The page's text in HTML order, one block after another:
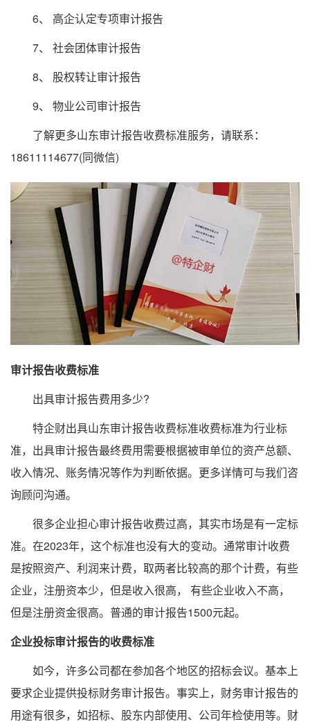
6、 高企认定专项审计报告
7、 社会团体审计报告
8、 股权转让审计报告
9、 物业公司审计报告
了解更多山东审计报告收费标准服务，请联系：
18611114677(同微信)
审计报告收费标准
出具审计报告费用多少?
特企财出具山东审计报告收费标准收费标准为行业标
准，出具审计报告最终费用需要根据被审单位的资产总额、
收入情况、账务情况等作为判断依据。更多详情可与我们咨
询顾问沟通。
很多企业担心审计报告收费过高，其实市场是有一定标
准。在2023年，这个标准也没有大的变动。通常审计收费
是按照资产、利润来计费，取两者比较高的那个计费，有些
企业，注册资本少，但是收入很高， 有些企业收入不高，
但是注册资金很高。普通的审计报告1500元起。
企业投标审计报告的收费标准
如今，许多公司都在参加各个地区的招标会议。基本上
要求企业提供投标财务审计报告。事实上，财务审计报告的
用途有很多，如招标、股东内部使用、公司年检使用等。财